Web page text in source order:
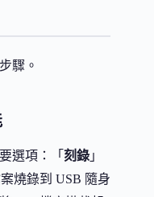
驟。
選項：「 刻錄 」
燒錄到 USB 隨身